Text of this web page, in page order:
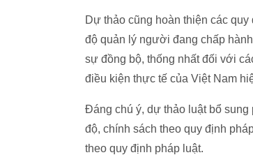
Dự thảo cũng hoàn thiện các
độ quản lý người đang chấp
sự đồng bộ, thống nhất đối với
điều kiện thực tế của Việt Nam
Đáng chú ý, dự thảo luật bổ
độ, chính sách theo quy định
theo quy định pháp luật.